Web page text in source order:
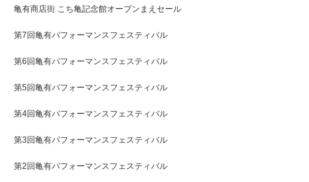
亀有商店街 こち亀記念館オープンまえセール
第7回亀有パフォーマンスフェスティバル
第6回亀有パフォーマンスフェスティバル
第5回亀有パフォーマンスフェスティバル
第4回亀有パフォーマンスフェスティバル
第3回亀有パフォーマンスフェスティバル
第2回亀有パフォーマンスフェスティバル